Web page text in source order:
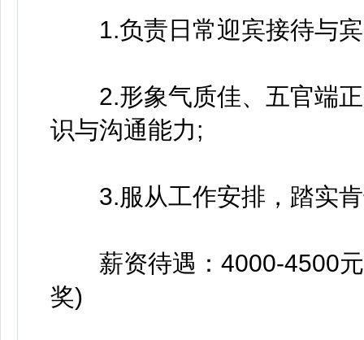
1.负责日常迎宾接待与宾
2.形象气质佳、五官端正
识与沟通能力;
3.服从工作安排，踏实肯
薪资待遇：4000-4500元/
奖)